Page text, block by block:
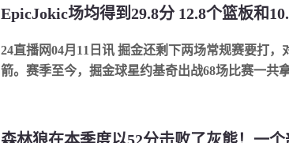
24直播网04月11日讯 掘金还剩下两场常规赛要打，
箭。赛季至今，掘金球星约基奇出战68场比赛一共